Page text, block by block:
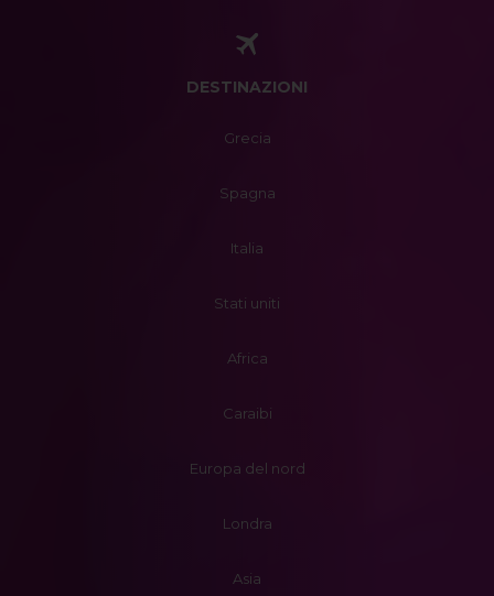
DESTINAZIONI
Grecia
Spagna
Italia
Stati uniti
Africa
Caraibi
Europa del nord
Londra
Asia